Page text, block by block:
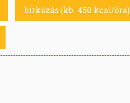
birkózás (kb. 450 kcal/óra)